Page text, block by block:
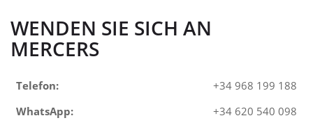
WENDEN SIE SICH AN
MERCERS
Telefon:
+34 968 199 188
WhatsApp:
+34 620 540 098